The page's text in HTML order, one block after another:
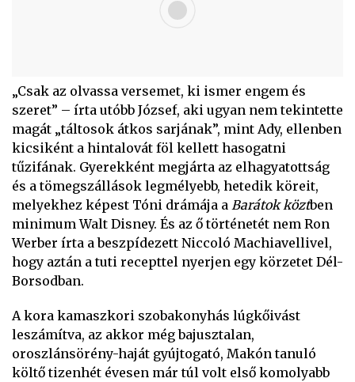
„Csak az olvassa versemet, ki ismer engem és
szeret” – írta utóbb József, aki ugyan nem tekintette
magát „táltosok átkos sarjának”, mint Ady, ellenben
kicsiként a hintalovát föl kellett hasogatni
tűzifának. Gyerekként megjárta az elhagyatottság
és a tömegszállások legmélyebb, hetedik köreit,
melyekhez képest Tóni drámája a Barátok köztben
minimum Walt Disney. És az ő történetét nem Ron
Werber írta a beszpídezett Niccoló Machiavellivel,
hogy aztán a tuti recepttel nyerjen egy körzetet Dél-
Borsodban.
A kora kamaszkori szobakonyhás lúgkőivást
leszámítva, az akkor még bajusztalan,
oroszlánsörény-haját gyújtogató, Makón tanuló
költő tizenhét évesen már túl volt első komolyabb